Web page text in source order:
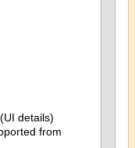
details)
from